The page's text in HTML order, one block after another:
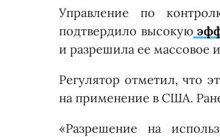
Управление по
подтвердило высокую
и разрешила ее массовое
Регулятор отметил, что
на применение в США.
«Разрешение на